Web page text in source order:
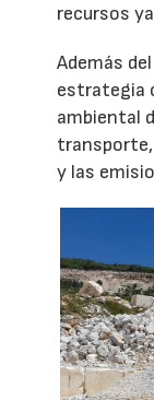
recursos
Además
estrategia
ambiental
y las